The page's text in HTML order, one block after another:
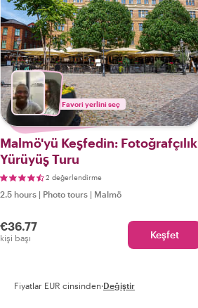
Favori yerlini seç
Malmö'yü Keşfedin: Fotoğrafçılık
Yürüyüş Turu
2 değerlendirme
2.5 hours | Photo tours | Malmö
€36.77
kişi başı Keşfet
Fiyatlar EUR cinsinden·Değiştir